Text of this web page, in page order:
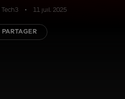
Tech3 11 juil. 2025
PARTAGER